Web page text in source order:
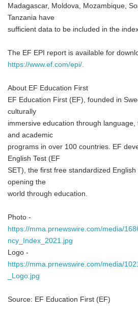
Madagascar, Moldova, Mozambique,
Tanzania have
sufficient data to be included in the
The EF EPI report is available for
https://www.ef.com/epi/.
About EF Education First
EF Education First (EF), founded in
culturally
immersive education through
and academic
programs in over 100 countries. EF
English Test (EF
SET), the first free standardized
opening the
world through education.
Photo -
https://mma.prnewswire.com/media/
ncy_Index_2021.jpg
Logo -
https://mma.prnewswire.com/media/
_Logo.jpg
Source: EF Education First (EF)